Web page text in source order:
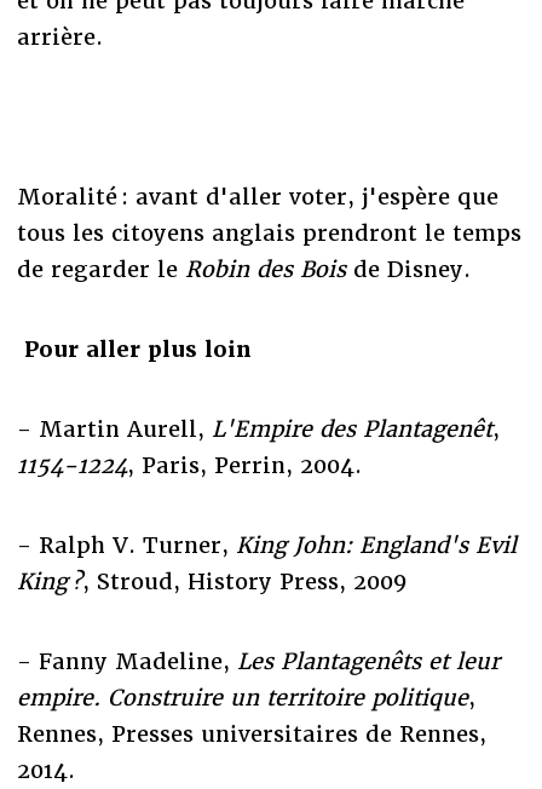
arrière.
Moralité : avant d'aller voter, j'espère que
tous les citoyens anglais prendront le temps
de regarder le Robin des Boisde Disney.
Pour aller plus loin
- Martin Aurell, L'Empire des Plantagenêt,
1154-1224, Paris, Perrin, 2004.
- Ralph V. Turner, King John: England's Evil
King ?, Stroud, History Press, 2009
- Fanny Madeline, Les Plantagenêts et leur
empire. Construire un territoire politique,
Rennes, Presses universitaires de Rennes,
2014.